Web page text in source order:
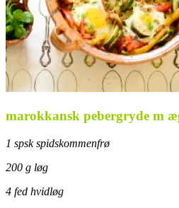
marokkansk pebergryde m
1 spsk spidskommenfrø
200 g løg
4 fed hvidløg